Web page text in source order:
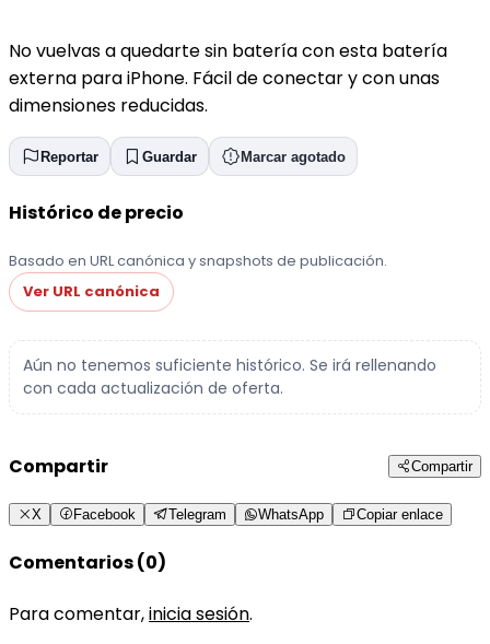
No vuelvas a quedarte sin batería con esta batería
externa para iPhone. Fácil de conectar y con unas
dimensiones reducidas.
Reportar Guardar Marcar agotado
Histórico de precio
Basado en URL canónica y snapshots de publicación.
Ver URL canónica
Aún no tenemos suficiente histórico. Se irá rellenando
con cada actualización de oferta.
Compartir Compartir
X Facebook Telegram WhatsApp Copiar enlace
Comentarios (0)
Para comentar,inicia sesión.